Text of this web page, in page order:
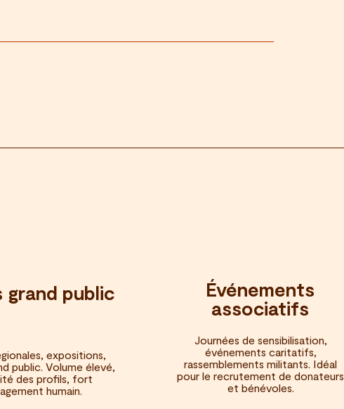
Energie
grand public
expositions,
public. Volume élevé,
des profils, fort
humain.
Événements
associatifs
Journées de sensibilisation,
événements caritatifs,
rassemblements militants. Idéal
pour le recrutement de donateurs
et bénévoles.